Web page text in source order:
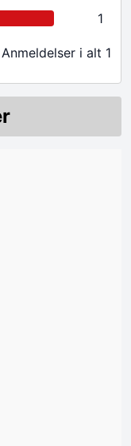
1
Anmeldelser i alt 1